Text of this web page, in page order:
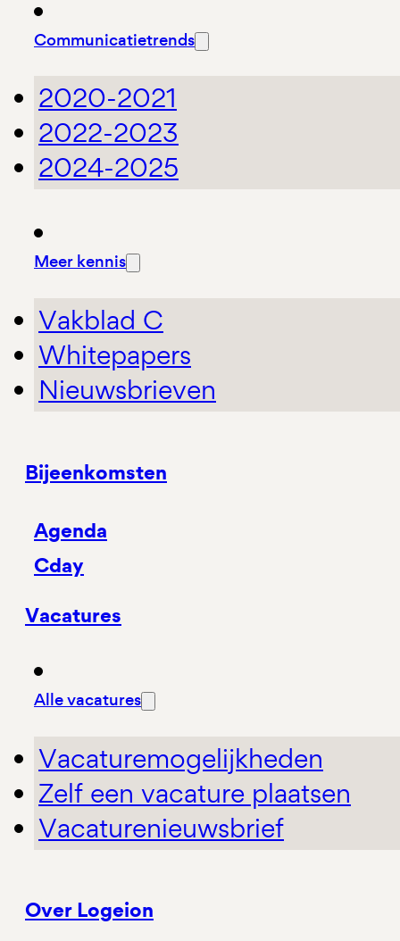
Communicatietrends
2020-2021
2022-2023
2024-2025
Meer kennis
Vakblad C
Whitepapers
Nieuwsbrieven
Bijeenkomsten
Agenda
Cday
Vacatures
Alle vacatures
Vacaturemogelijkheden
Zelf een vacature plaatsen
Vacaturenieuwsbrief
Over Logeion